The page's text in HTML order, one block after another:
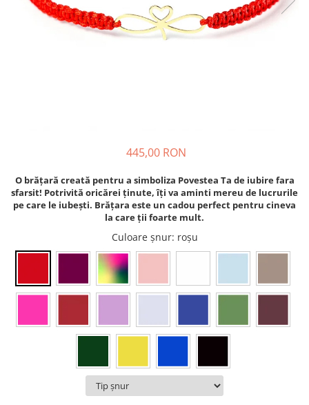
445,00 RON
O brățară creată pentru a simboliza Povestea Ta de iubire fara
sfarsit! Potrivită oricărei ținute, îți va aminti mereu de lucrurile
pe care le iubești. Brățara este un cadou perfect pentru cineva
la care ții foarte mult.
Culoare șnur: roșu